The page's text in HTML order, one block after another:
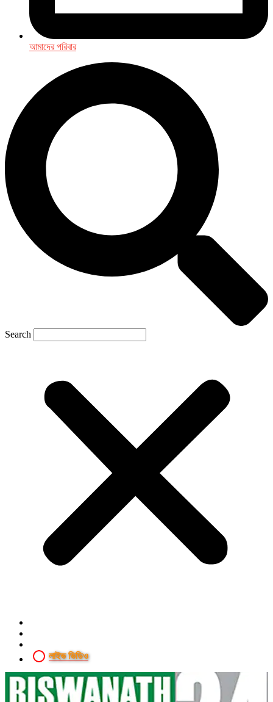
আমাদের পরিবার
Search
লাইভ ভিডিও